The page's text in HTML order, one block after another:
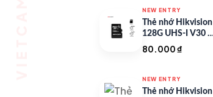
NEW ENTRY
Thẻ nhớ Hikvision
128G UHS-I V30 –
HS-TF-C1/128G
80.000₫
NEW ENTRY
Thẻ nhớ Hikvision